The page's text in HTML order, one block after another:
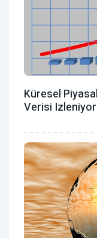
Küresel
Verisi Izleniyor